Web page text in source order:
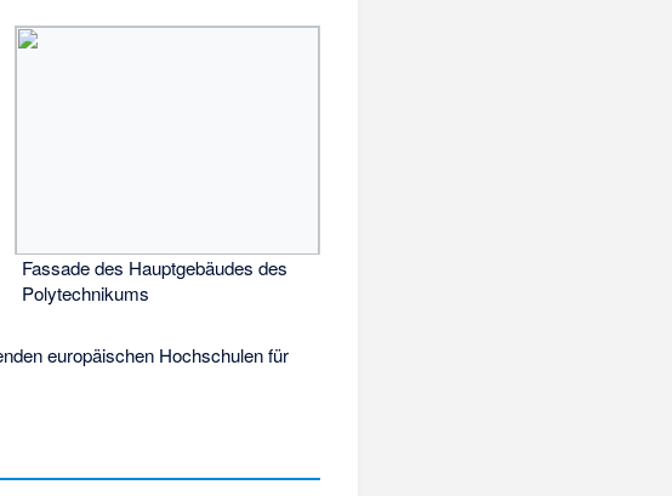
Fassade des Hauptgebäudes des
Polytechnikums
europäischen Hochschulen für